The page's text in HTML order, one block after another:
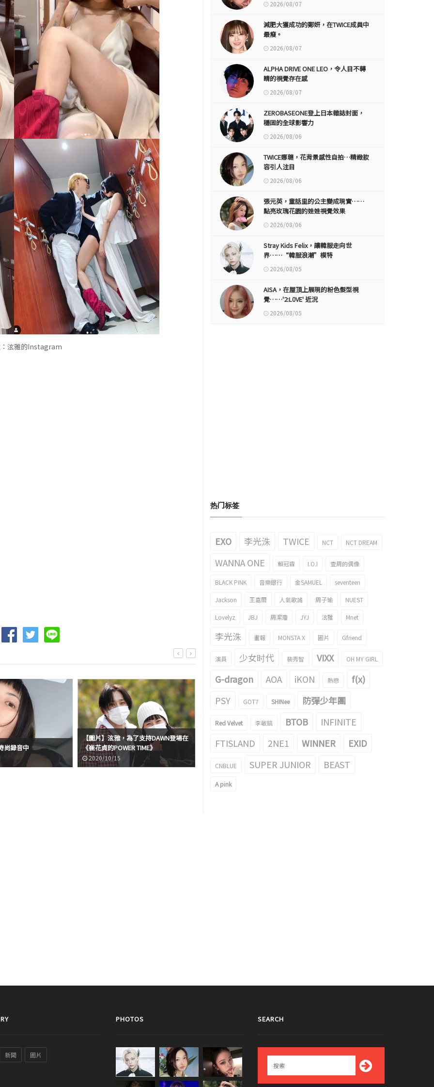
泫雅的Instagram
尚錄音中
【圖片】泫雅，為了支持DAWN登場在
《崔花貞的POWER TIME》
2020/10/15
泫雅和DAWN的親親&背打包照片引起
了話題！
泫雅，公開了新Single‘GOOD
GIRL’的預告照片
2026/08/07
減肥大獲成功的鄭妍，在TWICE成員中
最瘦。
2026/08/07
ALPHA DRIVE ONE LEO，令人目不轉
睛的視覺存在感
2026/08/07
ZEROBASEONE登上日本雜誌封面，
穩固的全球影響力
2026/08/06
TWICE娜璉，花背景感性自拍…精緻妝
容引人注目
2026/08/06
張元英，童話里的公主變成現實……
點亮玫瑰花園的娃娃視覺效果
2026/08/06
Stray Kids Felix，讓韓服走向世
界……“韓服浪潮”模特
2026/08/05
AISA，在屋頂上展現的粉色髮型視
覺……'2:L0VE' 近況
2026/08/05
热门标签
EXO 李光洙 TWICE NCT NCT DREAM
WANNA ONE 賴冠霖 I.O.I 壹周的偶像
BLACK PINK 音樂銀行 金SAMUEL seventeen
Jackson 王嘉爾 人氣歌謠 周子瑜 NUEST
Lovelyz JBJ 周潔瓊 JYJ 泫雅 Mnet
李光洙 畫報 MONSTA X 圖片 Gfriend
演員 少女时代 裴秀智 VIXX OH MY GIRL
G-dragon AOA iKON 熱戀
f(x)
PSY
GOT7 SHINee 防彈少年團
Red Velvet 李敏鎬 BTOB
INFINITE
FTISLAND
2NE1 WINNER EXID
CNBLUE SUPER JUNIOR BEAST
A pink
新聞 圖片
PHOTOS SEARCH